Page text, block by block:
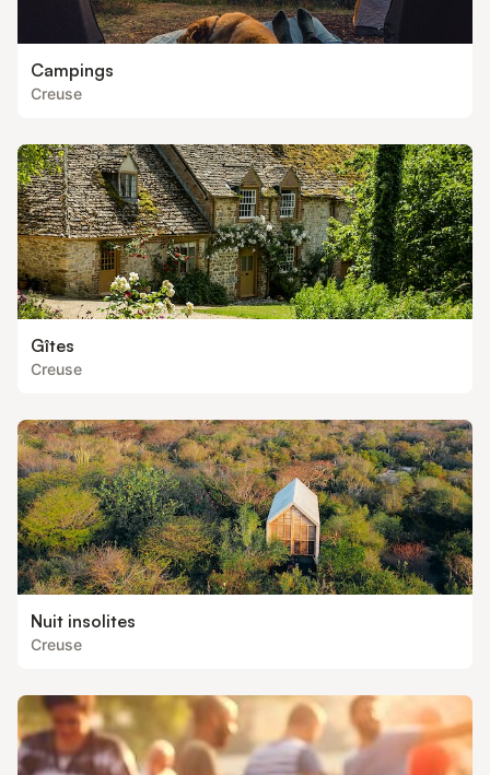
Campings
Creuse
Gîtes
Creuse
Nuit insolites
Creuse